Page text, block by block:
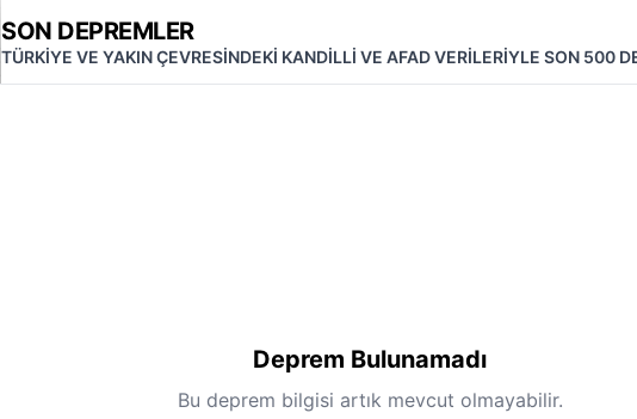
SON DEPREMLER
TÜRKİYE VE YAKIN ÇEVRESİNDEKİ KANDİLLİ VE AFAD VERİLERİYLE SON 500
Deprem Bulunamadı
Bu deprem bilgisi artık mevcut olmayabilir.